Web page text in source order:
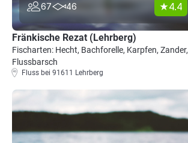
67 46 4.4
Fränkische Rezat (Lehrberg)
Fischarten: Hecht, Bachforelle, Karpfen, Zander,
Flussbarsch
Fluss bei 91611 Lehrberg